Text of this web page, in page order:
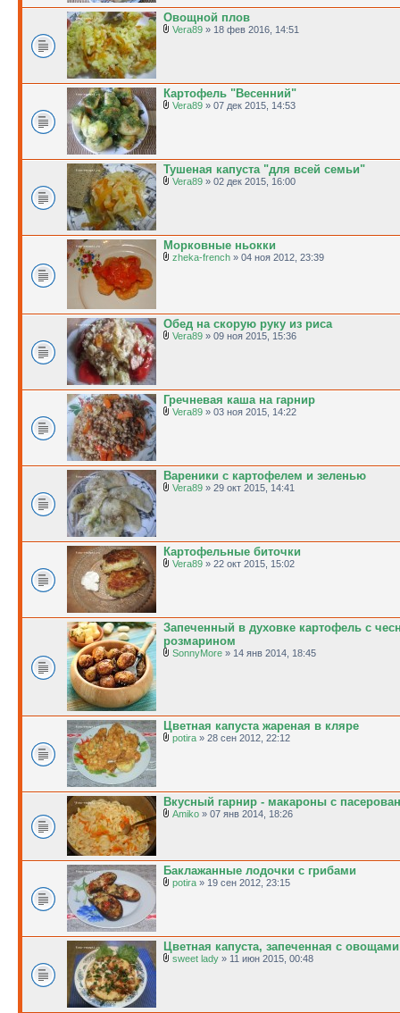
Овощной плов
Vera89 » 18 фев 2016, 14:51
Картофель "Весенний"
Vera89 » 07 дек 2015, 14:53
Тушеная капуста "для всей семьи"
Vera89 » 02 дек 2015, 16:00
Морковные ньокки
zheka-french » 04 ноя 2012, 23:39
Обед на скорую руку из риса
Vera89 » 09 ноя 2015, 15:36
Гречневая каша на гарнир
Vera89 » 03 ноя 2015, 14:22
Вареники с картофелем и зеленью
Vera89 » 29 окт 2015, 14:41
Картофельные биточки
Vera89 » 22 окт 2015, 15:02
Запеченный в духовке картофель с
розмарином
SonnyMore » 14 янв 2014, 18:45
Цветная капуста жареная в кляре
potira » 28 сен 2012, 22:12
Вкусный гарнир - макароны с
Amiko » 07 янв 2014, 18:26
Баклажанные лодочки с грибами
potira » 19 сен 2012, 23:15
Цветная капуста, запеченная с
sweet lady » 11 июн 2015, 00:48